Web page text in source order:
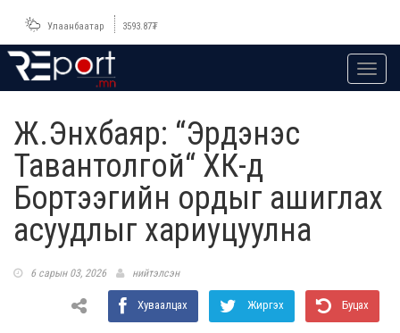
Улаанбаатар 3593.87₮
Ж.Энхбаяр: “Эрдэнэс
Тавантолгой“ ХК-д
Бортээгийн ордыг ашиглах
асуудлыг хариуцуулна
6 сарын 03, 2026 нийтэлсэн
Хуваалцах Жиргэх Буцах